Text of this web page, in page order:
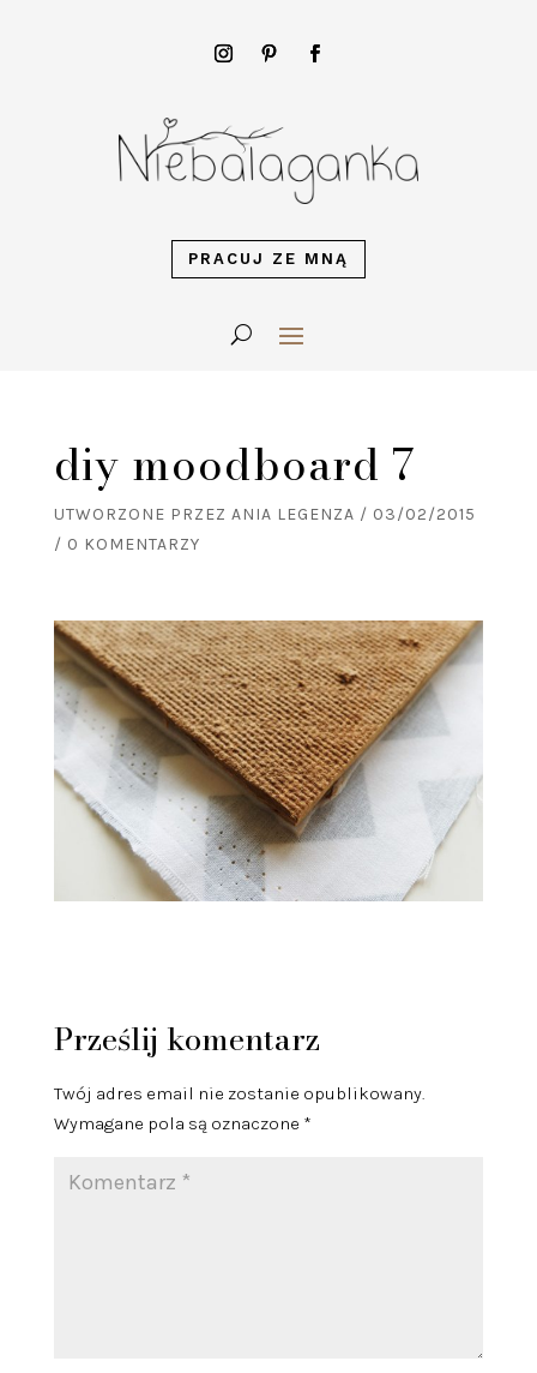
PRACUJ ZE MNĄ
diy moodboard 7
UTWORZONE PRZEZ ANIA LEGENZA / 03/02/2015
/ 0 KOMENTARZY
Prześlij komentarz
Twój adres email nie zostanie opublikowany.
Wymagane pola są oznaczone *